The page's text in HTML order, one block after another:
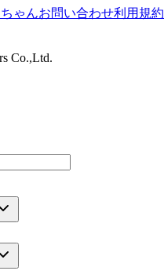
ゃんお問い合わせ利用規約
Co.,Ltd.